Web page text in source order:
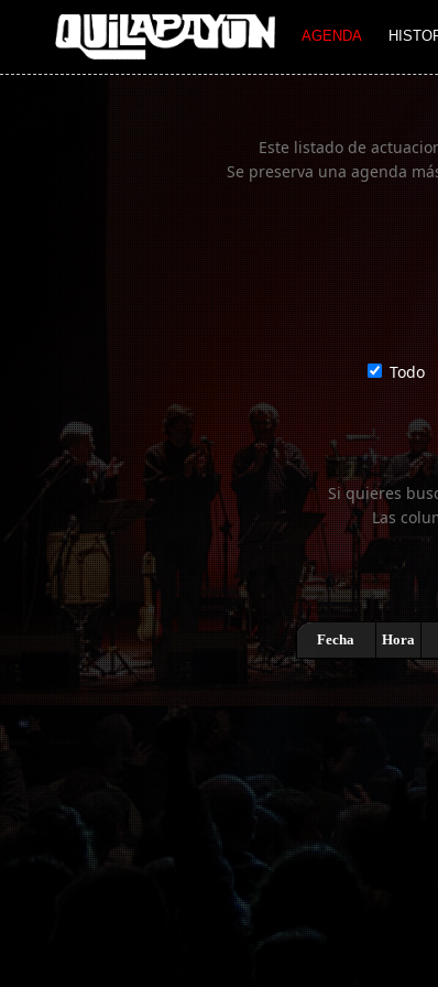
AGENDA
Imagen 01
Este listado de
Se preserva una agenda
Todo
Si quieres
Las
Fecha Hora